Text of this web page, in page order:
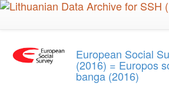
Skip
European Social
(2016) = Europos
banga (2016)